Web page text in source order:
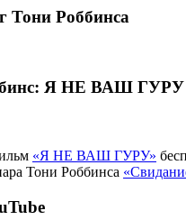
Тони Роббинса
Я НЕ ВАШ ГУРУ
«Я НЕ ВАШ ГУРУ»
Тони Роббинса